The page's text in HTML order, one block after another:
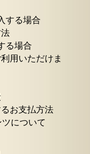
する場合
る場合
用いただけま
お支払方法
について